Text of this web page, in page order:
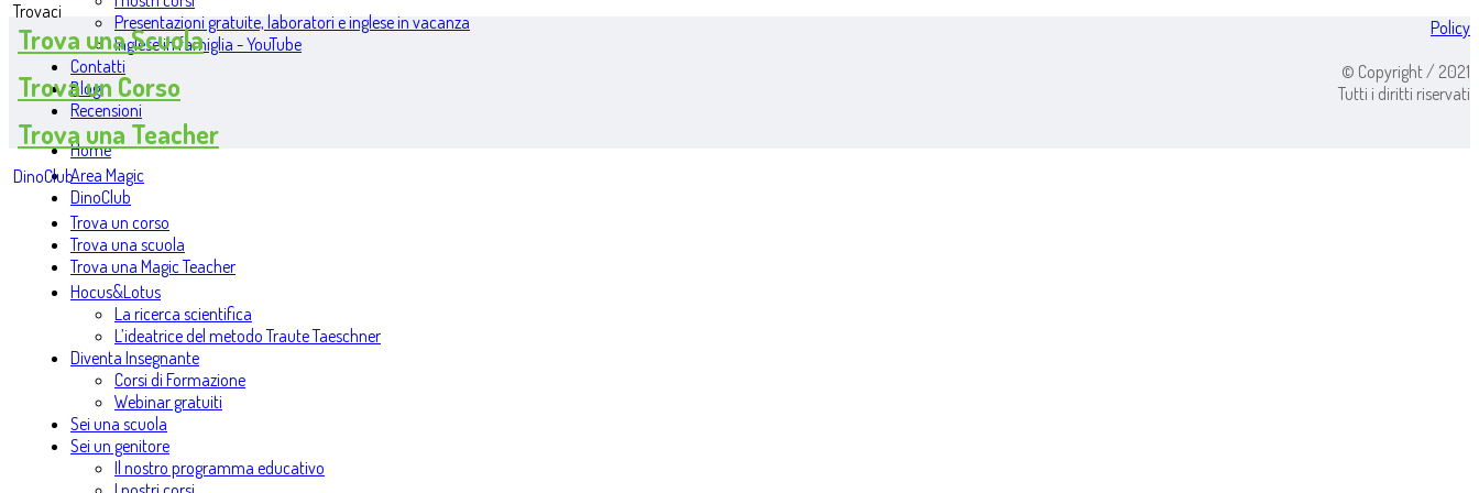
Presentazioni gratuite, laboratori e inglese in vacanza
Inglese in famiglia - YouTube
Contatti
Blog
Recensioni
Home
Area Magic
DinoClub
Trova un corso
Trova una scuola
Trova una Magic Teacher
Hocus&Lotus
La ricerca scientifica
L’ideatrice del metodo Traute Taeschner
Diventa Insegnante
Corsi di Formazione
Webinar gratuiti
Sei una scuola
Sei un genitore
Il nostro programma educativo
Trovaci
Trova una Scuola
Trova un Corso
Trova una Teacher
DinoClub
Policy
© Copyright / 2021
Tutti i diritti riservati